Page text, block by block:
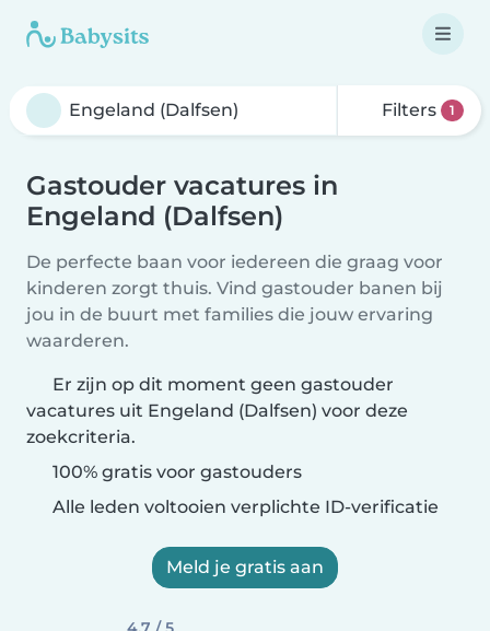
Filters 1
Gastouder vacatures in
Engeland (Dalfsen)
De perfecte baan voor iedereen die graag voor
kinderen zorgt thuis. Vind gastouder banen bij
jou in de buurt met families die jouw ervaring
waarderen.
Er zijn op dit moment geen gastouder
vacatures uit Engeland (Dalfsen) voor deze
zoekcriteria.
100% gratis voor gastouders
Alle leden voltooien verplichte ID-verificatie
Meld je gratis aan